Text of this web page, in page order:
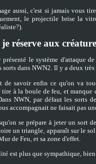
aussi, c'est si jamais vous
le projectile brise la
réserve aux
le système d'attaque
sorts dans NWN2. Il y a deux
de savoir enfin ce qu'on va
tire à la boule de feu, et
NWN, par défaut les sorts
accompagnait ne faisait pas
se prépare à jeter un sort
un triangle, apparaît sur le
de Feu, et sa zone d'effet.
est plus que sympathique,